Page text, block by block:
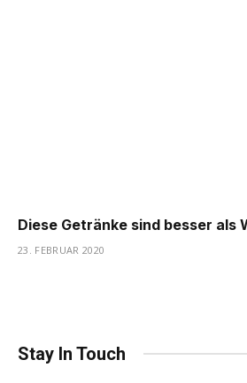
Diese Getränke sind besser als
23. FEBRUAR 2020
Stay In Touch